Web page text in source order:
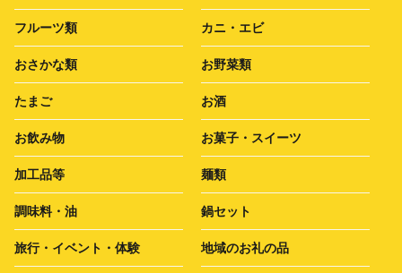
フルーツ類 カニ・エビ
おさかな類 お野菜類
たまご お酒
お飲み物 お菓子・スイーツ
加工品等 麺類
調味料・油 鍋セット
旅行・イベント・体験 地域のお礼の品